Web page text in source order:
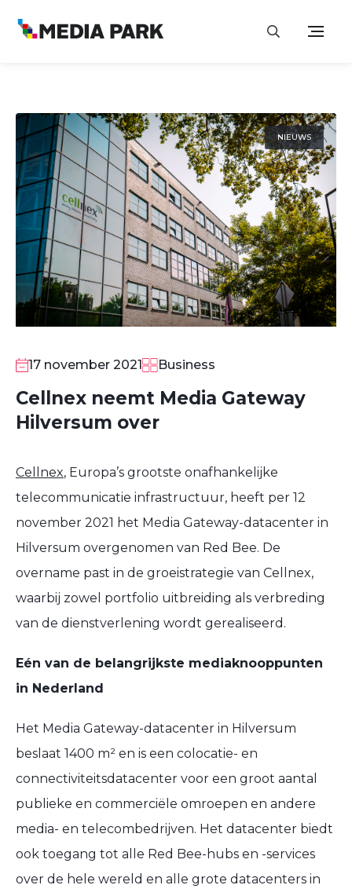
NIEUWS
17 november 2021 Business
Cellnex neemt Media Gateway
Hilversum over
Cellnex, Europa’s grootste onafhankelijke
telecommunicatie infrastructuur, heeft per 12
november 2021 het Media Gateway-datacenter in
Hilversum overgenomen van Red Bee. De
overname past in de groeistrategie van Cellnex,
waarbij zowel portfolio uitbreiding als verbreding
van de dienstverlening wordt gerealiseerd.
Eén van de belangrijkste mediaknooppunten
in Nederland
Het Media Gateway-datacenter in Hilversum
beslaat 1400 m² en is een colocatie- en
connectiviteitsdatacenter voor een groot aantal
publieke en commerciële omroepen en andere
media- en telecombedrijven. Het datacenter biedt
ook toegang tot alle Red Bee-hubs en -services
over de hele wereld en alle grote datacenters in